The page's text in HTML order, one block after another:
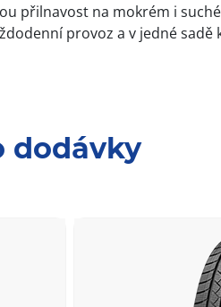
přilnavost na mokrém i
provoz a v jedné
dodávky